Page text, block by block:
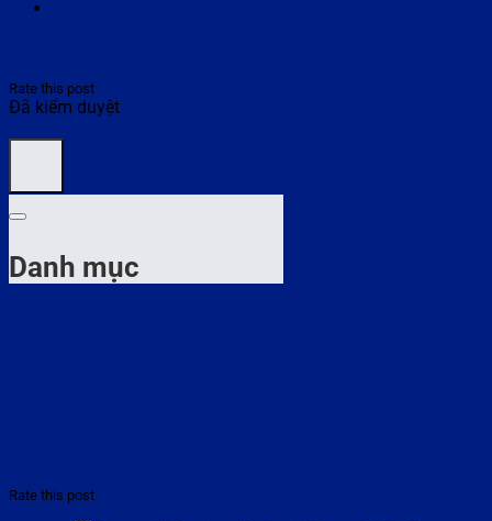
Rate this post
Đã kiểm duyệt
Danh mục
Rate this post